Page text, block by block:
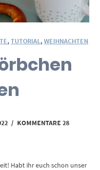
,TUTORIAL,WEIHNACHTEN
/ KOMMENTARE 28
Habt ihr euch schon unser